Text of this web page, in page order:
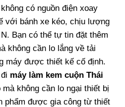
có nguồn điện xoay
với bánh xe kéo, chịu lượng
Bạn có thể tự tin đặt thêm
không cần lo lắng về tải
máy được thiết kế cố định.
máy làm kem cuộn Thái
mà không cần lo ngại thiết bị
phẩm được gia công từ thiết